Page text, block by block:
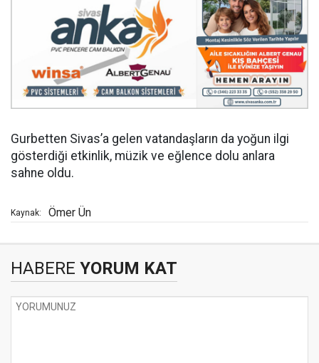
Gurbetten Sivas’a gelen vatandaşların da yoğun ilgi
gösterdiği etkinlik, müzik ve eğlence dolu anlara
sahne oldu.
Kaynak: Ömer Ün
HABERE YORUM KAT